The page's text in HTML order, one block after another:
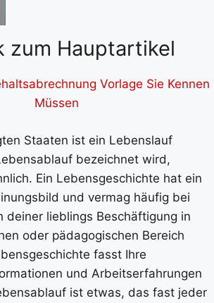
zum Hauptartikel
Vorlage Sie Kennen
Müssen
Staaten ist ein Lebenslauf
bezeichnet wird,
Ein Lebensgeschichte hat ein
und vermag häufig bei
deiner lieblings Beschäftigung in
oder pädagogischen Bereich
fasst Ihre
und Arbeitserfahrungen
ist etwas, das fast jeder